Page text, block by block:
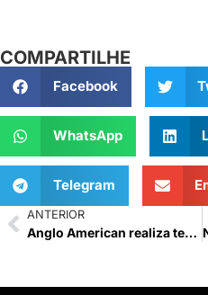
COMPARTILHE
Facebook
WhatsApp
Telegram
ANTERIOR
Anglo American realiza teste do sistema de sirenes do Minas-Rio em Santo Antônio do Grama no próximo dia 26